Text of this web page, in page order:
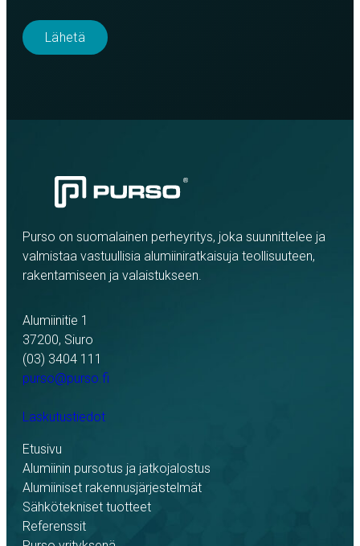
Purso on suomalainen perheyritys, joka suunnittelee ja
valmistaa vastuullisia alumiiniratkaisuja teollisuuteen,
rakentamiseen ja valaistukseen.
Alumiinitie 1
37200, Siuro
(03) 3404 111
purso@purso.fi
Laskutustiedot
Etusivu
Alumiinin pursotus ja jatkojalostus
Alumiiniset rakennusjärjestelmät
Sähkötekniset tuotteet
Referenssit